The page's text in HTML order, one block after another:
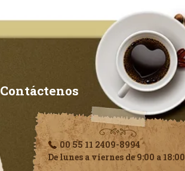
Contáctenos
00 55 11 2409-8994
De lunes a viernes de 9:00 a 18:00